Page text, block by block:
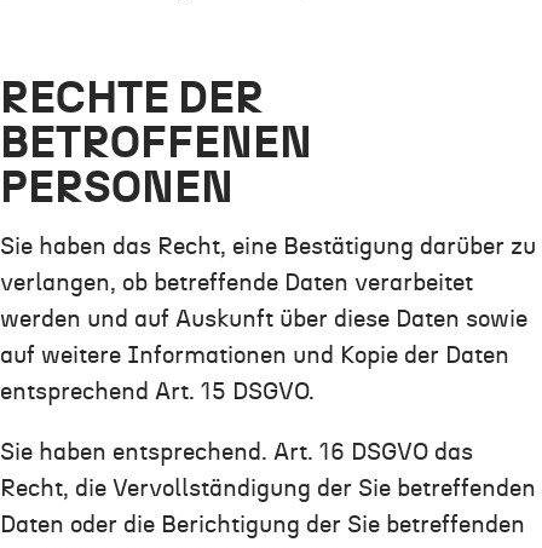
RECHTE DER
BETROFFENEN
PERSONEN
Sie haben das Recht, eine Bestätigung darüber zu
verlangen, ob betreffende Daten verarbeitet
werden und auf Auskunft über diese Daten sowie
auf weitere Informationen und Kopie der Daten
entsprechend Art. 15 DSGVO.
Sie haben entsprechend. Art. 16 DSGVO das
Recht, die Vervollständigung der Sie betreffenden
Daten oder die Berichtigung der Sie betreffenden